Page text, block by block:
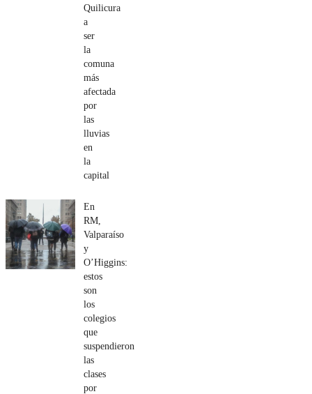
Quilicura
a
ser
la
comuna
más
afectada
por
las
lluvias
en
la
capital
En
RM,
Valparaíso
y
O’Higgins:
estos
son
los
colegios
que
suspendieron
las
clases
por